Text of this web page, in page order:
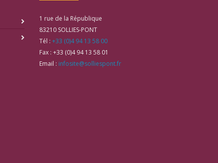
1 rue de la République
83210 SOLLIES-PONT
Tél : +33 (0)4 94 13 58 00
Fax : +33 (0)4 94 13 58 01
Email : infosite@solliespont.fr